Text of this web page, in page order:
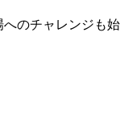
のチャレンジも始